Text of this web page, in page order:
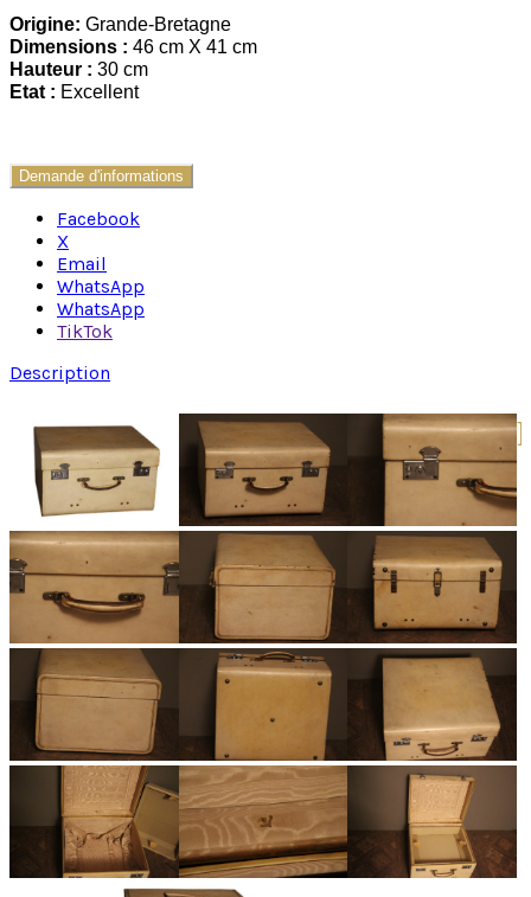
Origine: Grande-Bretagne
Dimensions : 46 cm X 41 cm
Hauteur : 30 cm
Etat : Excellent
Demande d'informations
Facebook
X
Email
WhatsApp
WhatsApp
TikTok
Description